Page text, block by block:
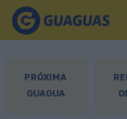
PRÓXIMA
GUAGUA